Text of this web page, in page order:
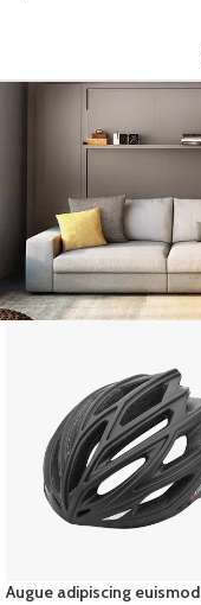
Augue adipiscing euismod